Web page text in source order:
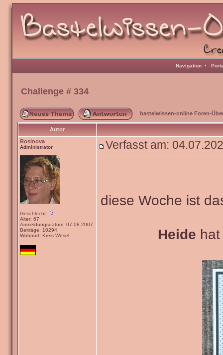
Navigation •
Challenge # 334
bastelwissen-online Foren-
Autor
Rosinova
Administrator
Geschlecht:
Alter: 67
Anmeldungsdatum: 07.08.2007
Beiträge: 10294
Wohnort: Kreis Wesel
Verfasst am:
diese Woche ist
Heide